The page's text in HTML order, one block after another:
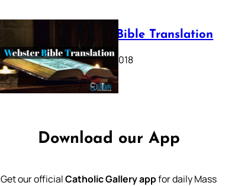
Webster Bible Translation
October 11, 2018
Download our App
Get our officialCatholic Gallery appfor daily Mass